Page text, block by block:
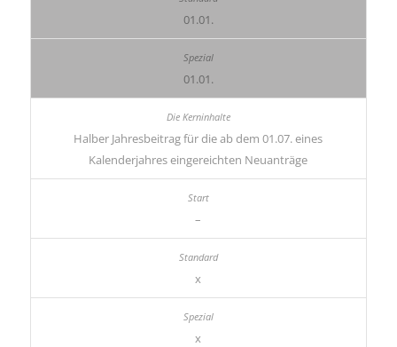
01.01.
01.01.
Halber Jahresbeitrag für die ab dem 01.07. eines
Kalenderjahres eingereichten Neuanträge
–
x
x